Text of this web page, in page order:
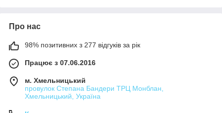
Про нас
98% позитивних з 277 відгуків за рік
Працює з 07.06.2016
м. Хмельницький
провулок Степана Бандери ТРЦ Монблан,
Хмельницький, Україна